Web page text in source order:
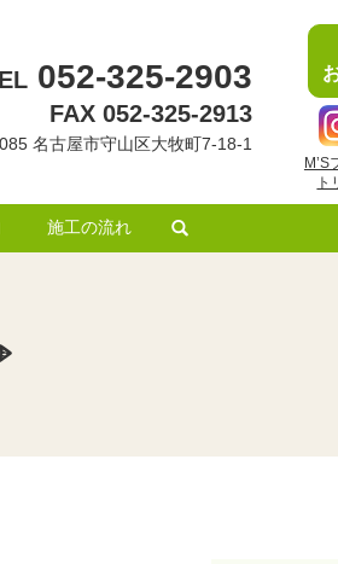
施工の流れ
052-325-2903
FAX 052-325-2913
名古屋市守山区大牧町7-18-1
M’S
ト